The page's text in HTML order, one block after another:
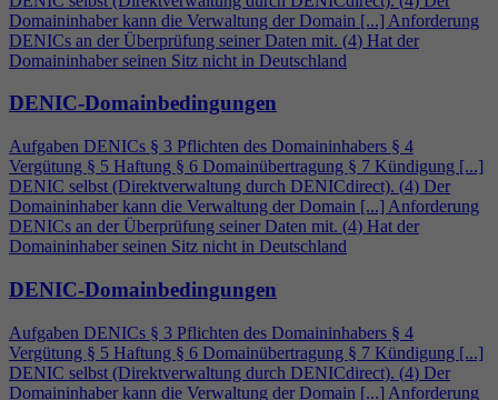
Domaininhaber kann die Verwaltung der Domain [...] Anforderung
DENICs an der Überprüfung seiner Daten mit. (4) Hat der
Domaininhaber seinen Sitz nicht in Deutschland
DENIC-Domainbedingungen
Aufgaben DENICs § 3 Pflichten des Domaininhabers § 4
Vergütung § 5 Haftung § 6 Domainübertragung § 7 Kündigung [...]
DENIC selbst (Direktverwaltung durch DENICdirect). (4) Der
Domaininhaber kann die Verwaltung der Domain [...] Anforderung
DENICs an der Überprüfung seiner Daten mit. (4) Hat der
Domaininhaber seinen Sitz nicht in Deutschland
DENIC-Domainbedingungen
Aufgaben DENICs § 3 Pflichten des Domaininhabers § 4
Vergütung § 5 Haftung § 6 Domainübertragung § 7 Kündigung [...]
DENIC selbst (Direktverwaltung durch DENICdirect). (4) Der
Domaininhaber kann die Verwaltung der Domain [...] Anforderung